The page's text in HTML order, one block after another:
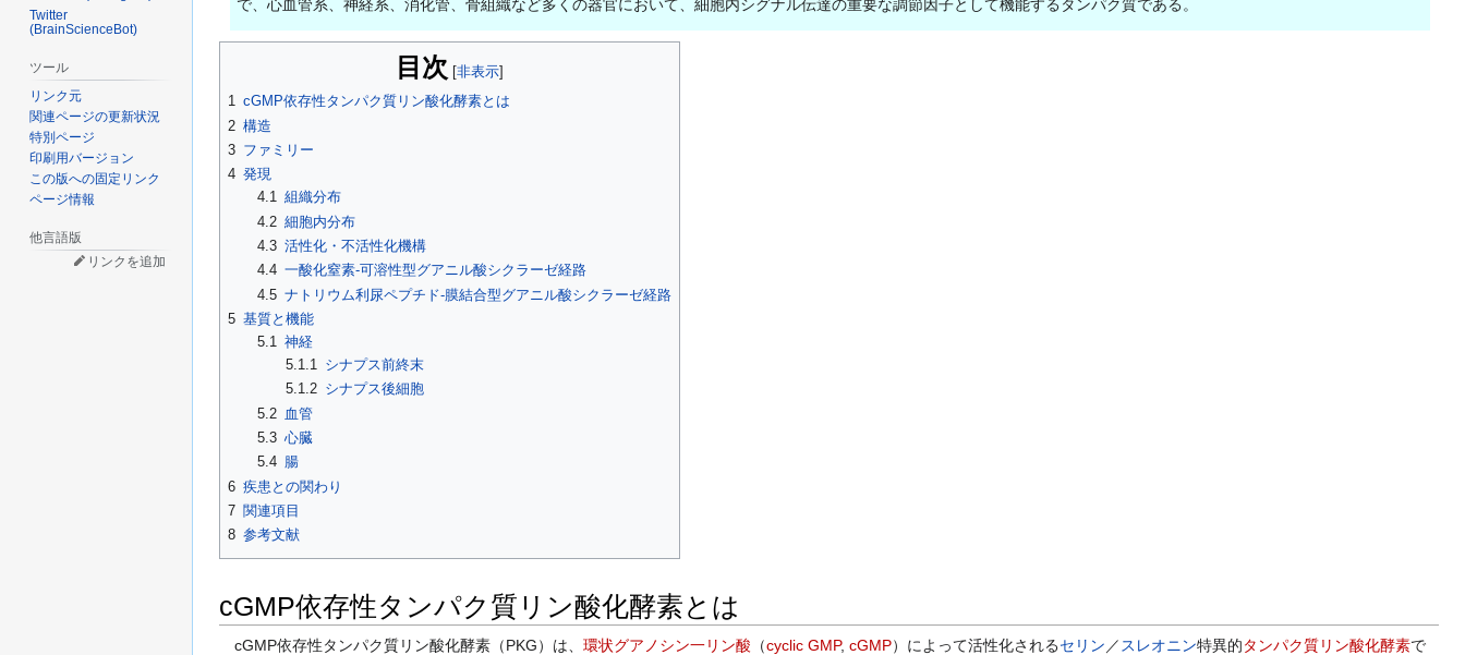
で、心血管系、神経系、消化管、骨組織など多くの器官において、細胞内シグナル伝達の重要な調節因子として機能するタンパク質である。
目次
1 cGMP依存性タンパク質リン酸化酵素とは
2 構造
3 ファミリー
4 発現
4.1 組織分布
4.2 細胞内分布
4.3 活性化・不活性化機構
4.4 一酸化窒素-可溶性型グアニル酸シクラーゼ経路
4.5 ナトリウム利尿ペプチド-膜結合型グアニル酸シクラーゼ経路
5 基質と機能
5.1 神経
5.1.1 シナプス前終末
5.1.2 シナプス後細胞
5.2 血管
5.3 心臓
5.4 腸
6 疾患との関わり
7 関連項目
8 参考文献
cGMP依存性タンパク質リン酸化酵素とは
cGMP依存性タンパク質リン酸化酵素（PKG）は、 環状グアノシン一リン酸 （cyclic GMP, cGMP）によって活性化されるセリン ／ スレオニン特異的タンパク質リン酸化酵素で
Twitter
(BrainScienceBot)
ツール
リンク元
関連ページの更新状況
特別ページ
印刷用バージョン
この版への固定リンク
ページ情報
他言語版
リンクを追加